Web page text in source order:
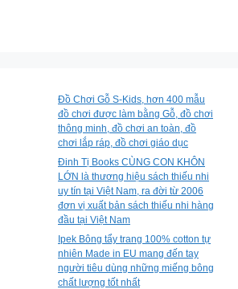
Đồ Chơi Gỗ S-Kids, hơn 400 mẫu
đồ chơi được làm bằng Gỗ, đồ chơi
thông minh, đồ chơi an toàn, đồ
chơi lắp ráp, đồ chơi giáo dục
Đinh Tị Books CÙNG CON KHÔN
LỚN là thương hiệu sách thiếu nhi
uy tín tại Việt Nam, ra đời từ 2006
đơn vị xuất bản sách thiếu nhi hàng
đầu tại Việt Nam
Ipek Bông tẩy trang 100% cotton tự
nhiên Made in EU mang đến tay
người tiêu dùng những miếng bông
chất lượng tốt nhất